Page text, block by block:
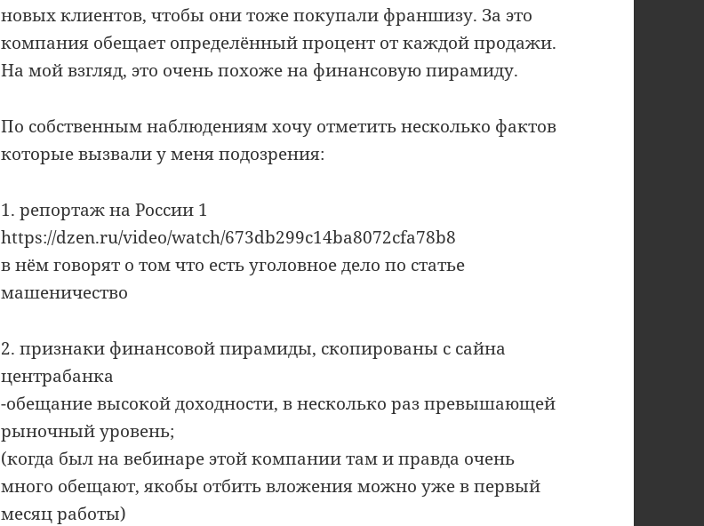
новых клиентов, чтобы они тоже покупали франшизу. За это
компания обещает определённый процент от каждой продажи.
На мой взгляд, это очень похоже на финансовую пирамиду.
По собственным наблюдениям хочу отметить несколько фактов
которые вызвали у меня подозрения:
1. репортаж на России 1
https://dzen.ru/video/watch/673db299c14ba8072cfa78b8
в нём говорят о том что есть уголовное дело по статье
машеничество
2. признаки финансовой пирамиды, скопированы с сайна
центрабанка
-обещание высокой доходности, в несколько раз превышающей
рыночный уровень;
(когда был на вебинаре этой компании там и правда очень
много обещают, якобы отбить вложения можно уже в первый
месяц работы)